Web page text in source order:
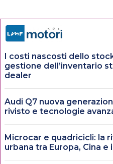
I costi nascosti dello
gestione dell’inventario
dealer
Audi Q7 nuova
rivisto e tecnologie
Microcar e quadricicli: la
urbana tra Europa, Cina